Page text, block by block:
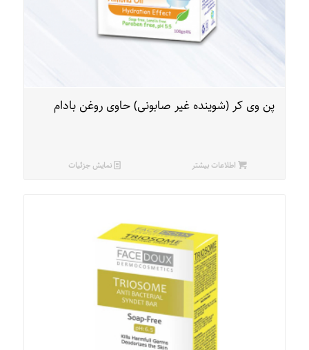
پن وی کر (شوینده غیر صابونی) حاوی روغن بادام
اطلاعات بیشتر نمایش جزئیات